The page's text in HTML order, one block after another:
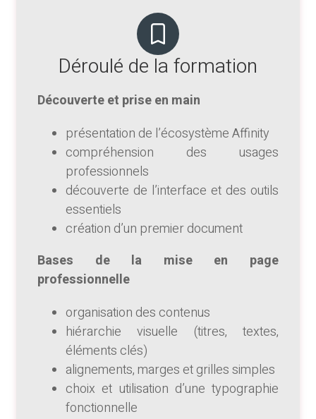
Déroulé de la formation
Découverte et prise en main
présentation de l’écosystème Affinity
compréhension des usages
professionnels
découverte de l’interface et des outils
essentiels
création d’un premier document
Bases de la mise en page
professionnelle
organisation des contenus
hiérarchie visuelle (titres, textes,
éléments clés)
alignements, marges et grilles simples
choix et utilisation d’une typographie
fonctionnelle